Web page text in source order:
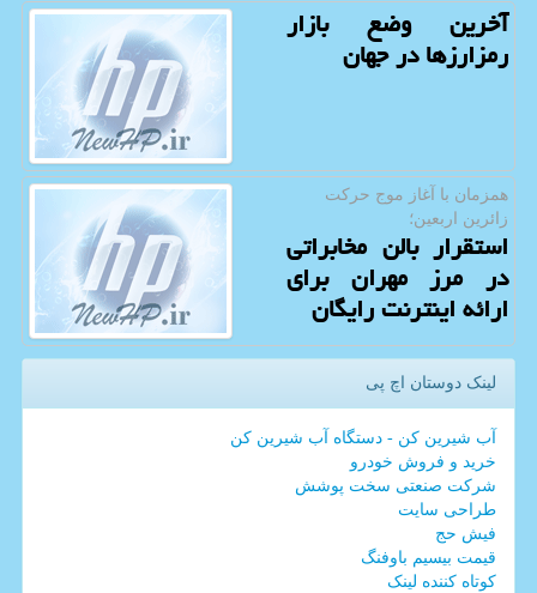
آخرین وضع بازار
رمزارزها در جهان
همزمان با آغاز موج حركت
زائرین اربعین؛
استقرار بالن مخابراتی
در مرز مهران برای
ارائه اینترنت رایگان
لینک دوستان اچ پی
آب شیرین کن - دستگاه آب شیرین کن
خرید و فروش خودرو
شرکت صنعتی سخت پوشش
طراحی سایت
فیش حج
قیمت بیسیم باوفنگ
کوتاه کننده لینک